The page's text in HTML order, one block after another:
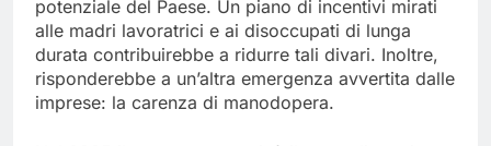
potenziale del Paese. Un piano di incentivi mirati
alle madri lavoratrici e ai disoccupati di lunga
durata contribuirebbe a ridurre tali divari. Inoltre,
risponderebbe a un’altra emergenza avvertita dalle
imprese: la carenza di manodopera.